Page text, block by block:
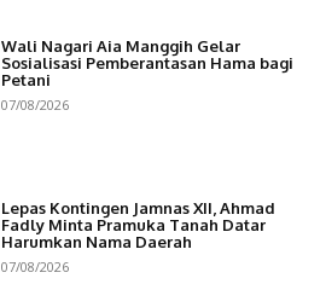
Wali Nagari Aia Manggih Gelar
Sosialisasi Pemberantasan Hama bagi
Petani
07/08/2026
Lepas Kontingen Jamnas XII, Ahmad
Fadly Minta Pramuka Tanah Datar
Harumkan Nama Daerah
07/08/2026